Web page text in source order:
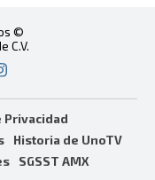
©
C.V.
Privacidad
Historia de UnoTV
SGSST AMX